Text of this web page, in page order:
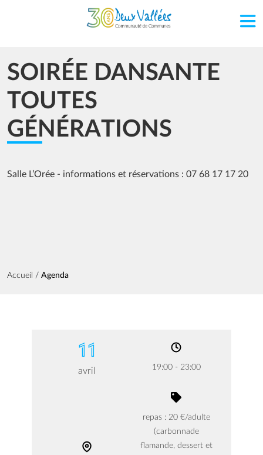
Aller au contenu principal
SOIRÉE DANSANTE
TOUTES
GÉNÉRATIONS
Salle L’Orée - informations et réservations : 07 68 17 17 20
Fil d'Ariane
Accueil Agenda
11
avril 19:00 - 23:00
repas : 20 €/adulte
(carbonnade
flamande, dessert et